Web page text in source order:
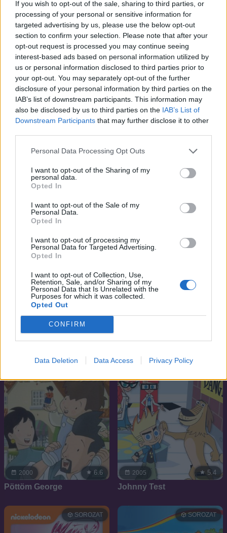
If you wish to opt-out of the sale, sharing to third parties, or
processing of your personal or sensitive information for
targeted advertising by us, please use the below opt-out
section to confirm your selection. Please note that after your
opt-out request is processed you may continue seeing
interest-based ads based on personal information utilized by
us or personal information disclosed to third parties prior to
your opt-out. You may separately opt-out of the further
disclosure of your personal information by third parties on the
IAB’s list of downstream participants. This information may
also be disclosed by us to third parties on the IAB’s List of
Downstream Participants that may further disclose it to other
Personal Data Processing Opt Outs
I want to opt-out of the Sharing of my
personal data.
Opted In
I want to opt-out of the Sale of my
Personal Data.
Opted In
I want to opt-out of processing my
Personal Data for Targeted Advertising.
Opted In
I want to opt-out of Collection, Use,
Retention, Sale, and/or Sharing of my
Personal Data that Is Unrelated with the
Purposes for which it was collected.
Opted Out
CONFIRM
Data Deletion Data Access Privacy Policy
2014 7.8
Medvetesók
2012
Another
2002
SOROZAT
6.7
Digimonok: Az új kaland
2022
SOROZAT
2000
SOROZAT
6.6
Pöttöm George
2005 5.4
Johnny Test
SOROZAT SOROZAT